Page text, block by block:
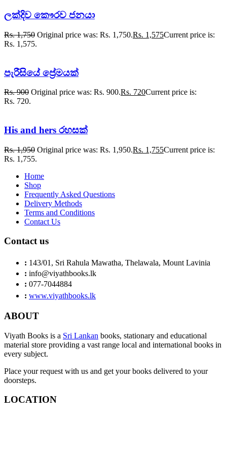
ලක්දිව කෞරව ජනයා
Rs.1,750 Original price was: Rs. 1,750.Rs. 1,575Current price is:
Rs. 1,575.
පැරීසියේ ප්‍රේමයක්
Rs.900 Original price was: Rs. 900.Rs. 720Current price is:
Rs. 720.
His and hers රහසක්
Rs.1,950 Original price was: Rs. 1,950.Rs. 1,755Current price is:
Rs. 1,755.
Home
Shop
Frequently Asked Questions
Delivery Methods
Terms and Conditions
Contact Us
Contact us
: 143/01, Sri Rahula Mawatha, Thelawala, Mount Lavinia
: info@viyathbooks.lk
: 077-7044884
: www.viyathbooks.lk
ABOUT
Viyath Books is a Sri Lankan books, stationary and educational
material store providing a vast range local and international books in
every subject.
Place your request with us and get your books delivered to your
doorsteps.
LOCATION